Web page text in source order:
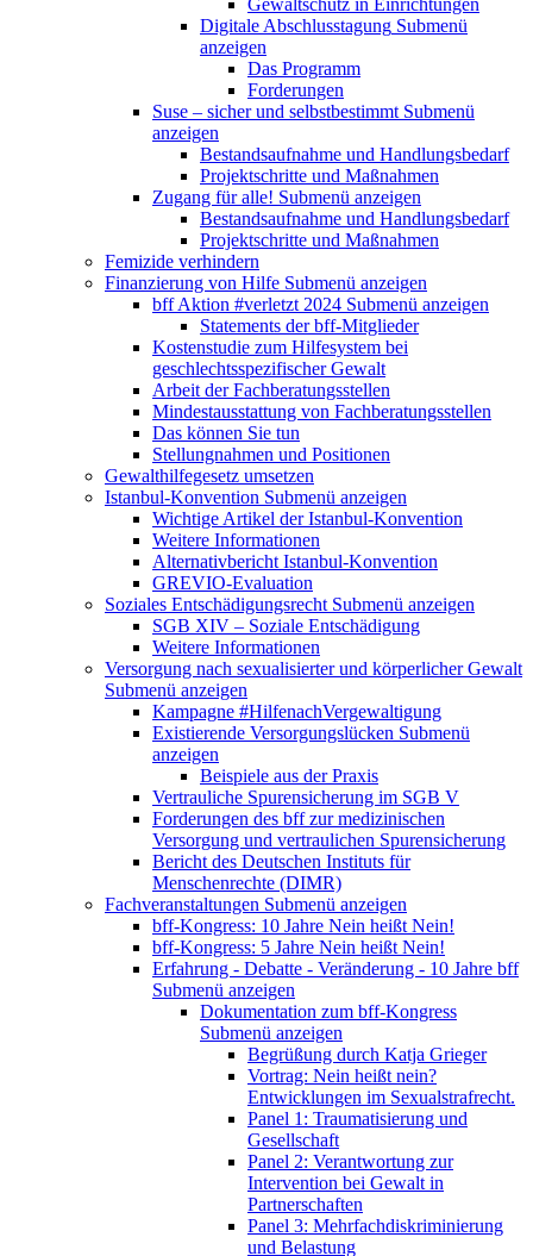
Gewaltschutz in Einrichtungen
Digitale Abschlusstagung Submenü
anzeigen
Das Programm
Forderungen
Suse – sicher und selbstbestimmt Submenü
anzeigen
Bestandsaufnahme und Handlungsbedarf
Projektschritte und Maßnahmen
Zugang für alle! Submenü anzeigen
Bestandsaufnahme und Handlungsbedarf
Projektschritte und Maßnahmen
Femizide verhindern
Finanzierung von Hilfe Submenü anzeigen
bff Aktion #verletzt 2024 Submenü anzeigen
Statements der bff-Mitglieder
Kostenstudie zum Hilfesystem bei
geschlechtsspezifischer Gewalt
Arbeit der Fachberatungsstellen
Mindestausstattung von Fachberatungsstellen
Das können Sie tun
Stellungnahmen und Positionen
Gewalthilfegesetz umsetzen
Istanbul-Konvention Submenü anzeigen
Wichtige Artikel der Istanbul-Konvention
Weitere Informationen
Alternativbericht Istanbul-Konvention
GREVIO-Evaluation
Soziales Entschädigungsrecht Submenü anzeigen
SGB XIV – Soziale Entschädigung
Weitere Informationen
Versorgung nach sexualisierter und körperlicher Gewalt
Submenü anzeigen
Kampagne #HilfenachVergewaltigung
Existierende Versorgungslücken Submenü
anzeigen
Beispiele aus der Praxis
Vertrauliche Spurensicherung im SGB V
Forderungen des bff zur medizinischen
Versorgung und vertraulichen Spurensicherung
Bericht des Deutschen Instituts für
Menschenrechte (DIMR)
Fachveranstaltungen Submenü anzeigen
bff-Kongress: 10 Jahre Nein heißt Nein!
bff-Kongress: 5 Jahre Nein heißt Nein!
Erfahrung - Debatte - Veränderung - 10 Jahre bff
Submenü anzeigen
Dokumentation zum bff-Kongress
Submenü anzeigen
Begrüßung durch Katja Grieger
Vortrag: Nein heißt nein?
Entwicklungen im Sexualstrafrecht.
Panel 1: Traumatisierung und
Gesellschaft
Panel 2: Verantwortung zur
Intervention bei Gewalt in
Partnerschaften
Panel 3: Mehrfachdiskriminierung
und Belastung